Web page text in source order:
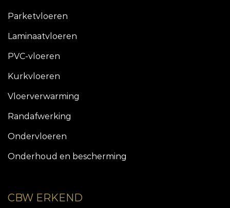
Parketvloeren
Laminaatvloeren
PVC-vloeren
Kurkvloeren
Vloerverwarming
Randafwerking
Ondervloeren
Onderhoud en bescherming
CBW ERKEND